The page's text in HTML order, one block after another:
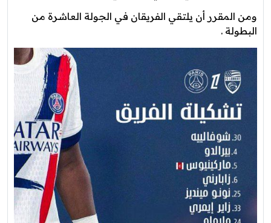
ومن المقرر أن يلتقي الفريقان في الجولة العاشرة من
البطولة .